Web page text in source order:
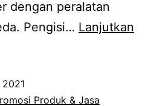
dengan peralatan
Pengisi… Lanjutkan
Produk & Jasa